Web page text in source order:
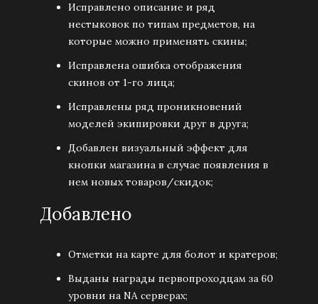
Исправлено описание и ряд
нестыковок по типам предметов, на
которые можно применять скины;
Исправлена ошибка отображения
скинов от 1-го лица;
Исправлены ряд проникновений
моделей экипировки друг в друга;
Добавлен визуальный эффект для
кнопки магазина в случае появления в
нем новых товаров/скидок;
Добавлено
Отметки на карте для болот и кратеров;
Выданы награды первопроходцам за 60
уровни на NA серверах;